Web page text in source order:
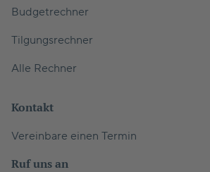
Budgetrechner
Tilgungsrechner
Alle Rechner
Kontakt
Vereinbare einen Termin
Ruf uns an